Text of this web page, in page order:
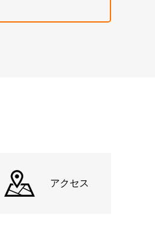
アクセス